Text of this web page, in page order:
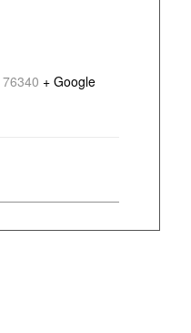
76340 + Google